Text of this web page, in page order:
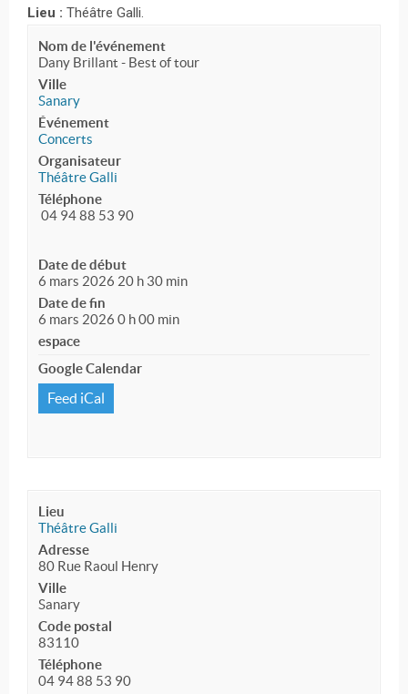
Lieu : Théâtre Galli.
Nom de l'événement
Dany Brillant - Best of tour
Ville
Sanary
Événement
Concerts
Organisateur
Théâtre Galli
Téléphone
04 94 88 53 90
Date de début
6 mars 2026 20 h 30 min
Date de fin
6 mars 2026 0 h 00 min
espace
Google Calendar
Feed iCal
Lieu
Théâtre Galli
Adresse
80 Rue Raoul Henry
Ville
Sanary
Code postal
83110
Téléphone
04 94 88 53 90